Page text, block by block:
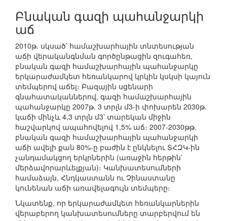
Բնական գազի պահանջարկի
աճ
2010թ. սկսած՝ համաշխարհային տնտեսության
աճի վերականգնման գործընթացին զուգահեռ,
բնական գազի համաշխարհային պահանջարկը
երկարաժամկետ հեռանկարով կրկին կսկսի կայուն
տեմպերով աճել։ Բազային սցենարի
գնահատականներով, գազի համաշխարհային
պահանջարկը 2007թ. 3 տրլն մ3-ի փոխարեն 2030թ.
կաճի մինչև 4,3 տրլն մ3՝ տարեկան միջին
հաշվարկով ապահովելով 1,5% աճ։ 2007-2030թթ.
բնական գազի համաշխարհային պահանջարկի
աճի ավելի քան 80%-ը բաժին է ընկնելու ՏՀԶԿ-ին
չանդամակցող երկրներին (առաջին հերթին՝
մերձավորարևելքյան)։ Կանխատեսումների
համաձայն, Հնդկաստանն ու Չինաստանը
կունենան աճի առավելագույն տեմպերը։
Նկատենք, որ երկարաժամկետ հեռանկարներին
վերաբերող կանխատեսումները տարբերվում են